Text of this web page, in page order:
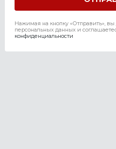
Нажимая на кнопку «Отправить», вы
персональных данных и
конфиденциальности